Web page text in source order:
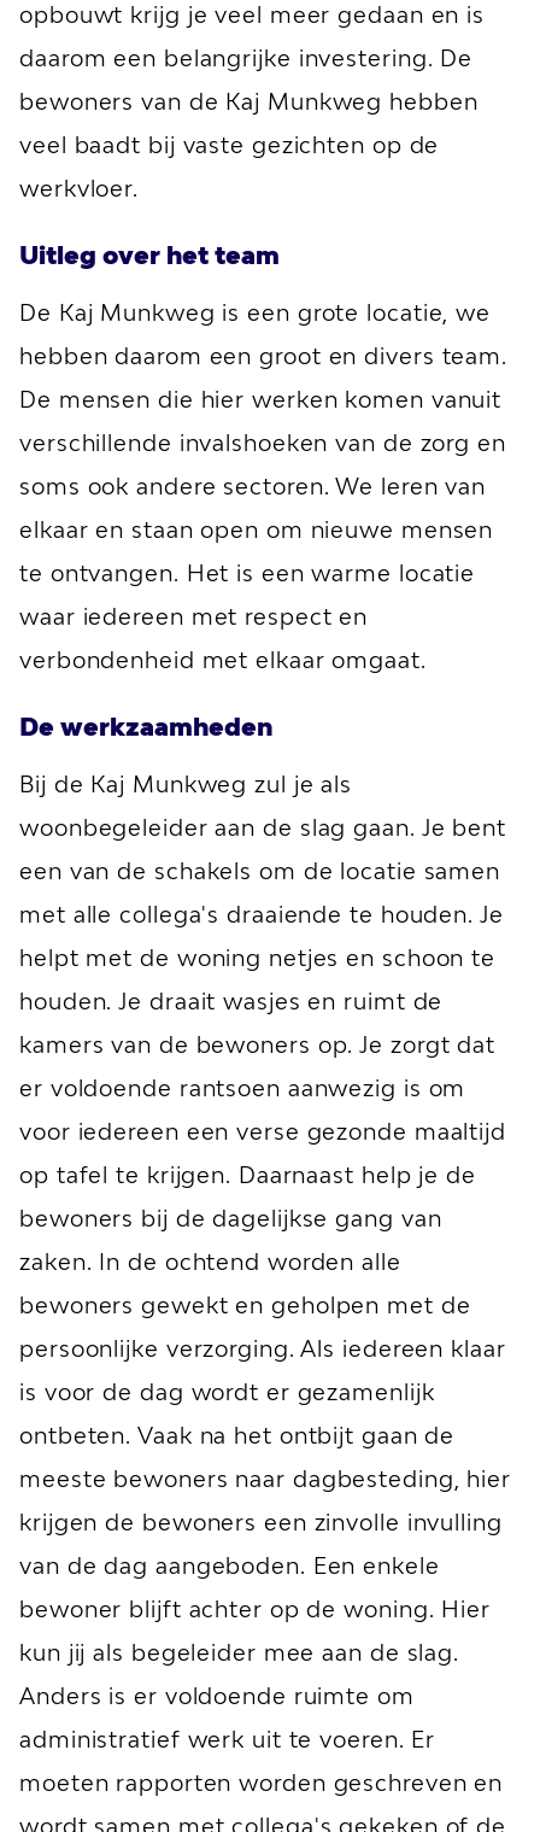
opbouwt krijg je veel meer gedaan en is
daarom een belangrijke investering. De
bewoners van de Kaj Munkweg hebben
veel baadt bij vaste gezichten op de
werkvloer.
Uitleg over het team
De Kaj Munkweg is een grote locatie, we
hebben daarom een groot en divers team.
De mensen die hier werken komen vanuit
verschillende invalshoeken van de zorg en
soms ook andere sectoren. We leren van
elkaar en staan open om nieuwe mensen
te ontvangen. Het is een warme locatie
waar iedereen met respect en
verbondenheid met elkaar omgaat.
De werkzaamheden
Bij de Kaj Munkweg zul je als
woonbegeleider aan de slag gaan. Je bent
een van de schakels om de locatie samen
met alle collega's draaiende te houden. Je
helpt met de woning netjes en schoon te
houden. Je draait wasjes en ruimt de
kamers van de bewoners op. Je zorgt dat
er voldoende rantsoen aanwezig is om
voor iedereen een verse gezonde maaltijd
op tafel te krijgen. Daarnaast help je de
bewoners bij de dagelijkse gang van
zaken. In de ochtend worden alle
bewoners gewekt en geholpen met de
persoonlijke verzorging. Als iedereen klaar
is voor de dag wordt er gezamenlijk
ontbeten. Vaak na het ontbijt gaan de
meeste bewoners naar dagbesteding, hier
krijgen de bewoners een zinvolle invulling
van de dag aangeboden. Een enkele
bewoner blijft achter op de woning. Hier
kun jij als begeleider mee aan de slag.
Anders is er voldoende ruimte om
administratief werk uit te voeren. Er
moeten rapporten worden geschreven en
wordt samen met collega's gekeken of de